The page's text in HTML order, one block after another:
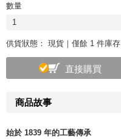
商品故事
始於 1839 年的工藝傳承
數量
1
供貨狀態： 現貨｜僅餘 1 件庫存
直接購買